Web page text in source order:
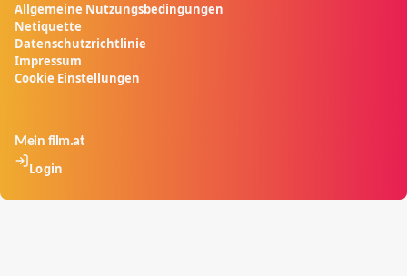
Allgemeine Nutzungsbedingungen
Netiquette
Datenschutzrichtlinie
Impressum
Cookie Einstellungen
Mein film.at
Login